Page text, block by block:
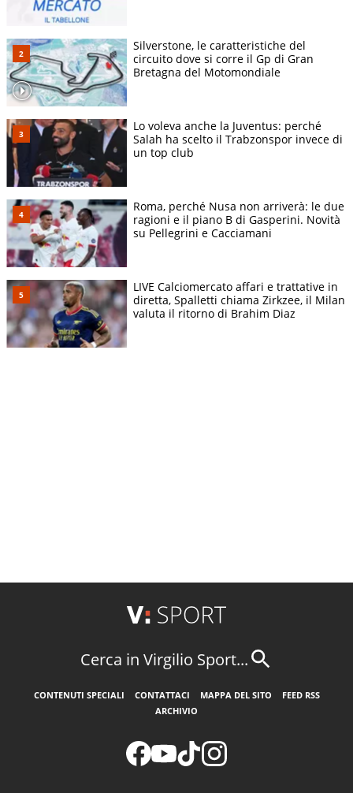
Silverstone, le caratteristiche del
circuito dove si corre il Gp di Gran
Bretagna del Motomondiale
Lo voleva anche la Juventus: perché
Salah ha scelto il Trabzonspor invece di
un top club
Roma, perché Nusa non arriverà: le due
ragioni e il piano B di Gasperini. Novità
su Pellegrini e Cacciamani
LIVE Calciomercato affari e trattative in
diretta, Spalletti chiama Zirkzee, il Milan
valuta il ritorno di Brahim Diaz
Cerca in Virgilio Sport...
CONTENUTI SPECIALI CONTATTACI MAPPA DEL SITO
FEED RSS
ARCHIVIO